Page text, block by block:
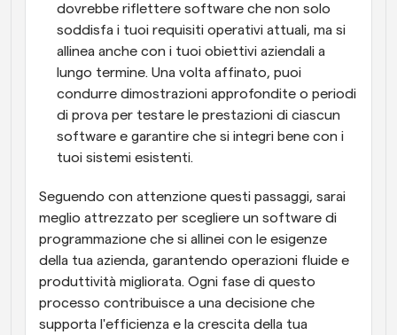
dovrebbe riflettere software che non solo
soddisfa i tuoi requisiti operativi attuali, ma si
allinea anche con i tuoi obiettivi aziendali a
lungo termine. Una volta affinato, puoi
condurre dimostrazioni approfondite o periodi
di prova per testare le prestazioni di ciascun
software e garantire che si integri bene con i
tuoi sistemi esistenti.
Seguendo con attenzione questi passaggi, sarai
meglio attrezzato per scegliere un software di
programmazione che si allinei con le esigenze
della tua azienda, garantendo operazioni fluide e
produttività migliorata. Ogni fase di questo
processo contribuisce a una decisione che
supporta l'efficienza e la crescita della tua